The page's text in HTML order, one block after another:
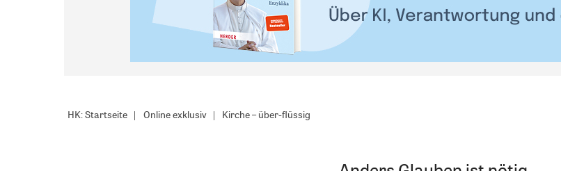
HK: Startseite Online exklusiv Kirche – über-flüssig